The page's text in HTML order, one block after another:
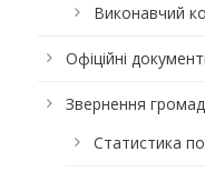
Виконавчий
Офіційні
Звернення
Статистика